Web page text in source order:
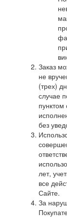
Заказ
не
(трех)
случае
пунктом
без
лет,
все
Сайте.
За